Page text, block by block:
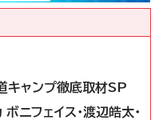
キャンプ徹底取材SP
ニフェイス・渡辺皓太・